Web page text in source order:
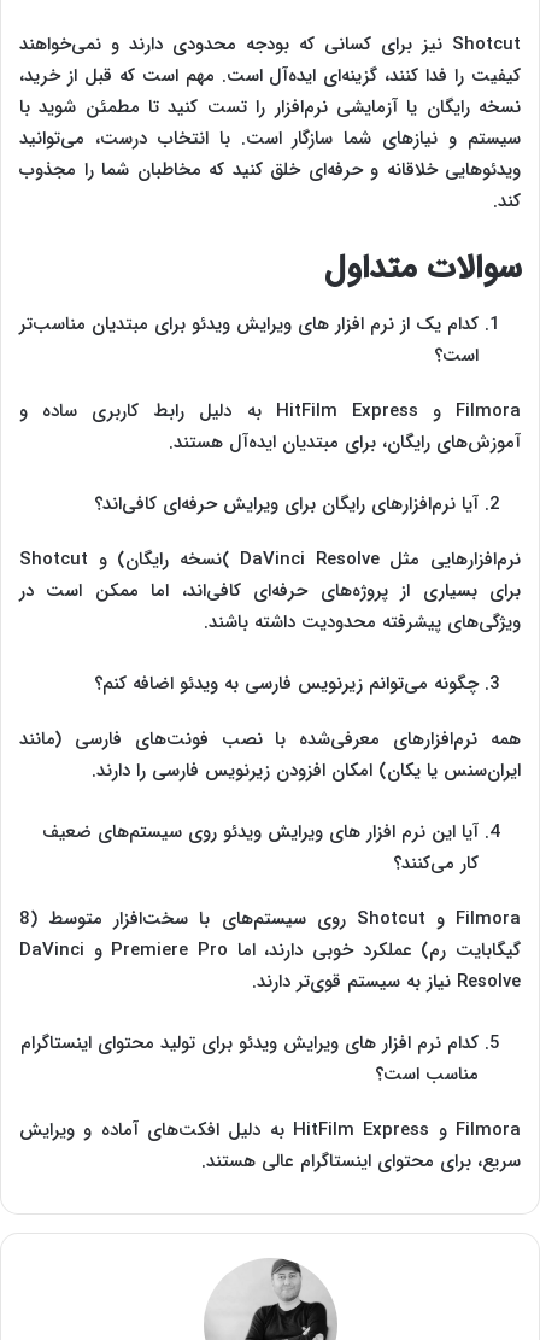
Shotcut نیز برای کسانی که بودجه محدودی دارند و نمی‌خواهند
کیفیت را فدا کنند، گزینه‌ای ایده‌آل است. مهم است که قبل از خرید،
نسخه رایگان یا آزمایشی نرم‌افزار را تست کنید تا مطمئن شوید با
سیستم و نیازهای شما سازگار است. با انتخاب درست، می‌توانید
ویدئوهایی خلاقانه و حرفه‌ای خلق کنید که مخاطبان شما را مجذوب
کند.
سوالات متداول
کدام یک از نرم‌ افزار های ویرایش ویدئو برای مبتدیان مناسب‌تر
است؟
Filmora و HitFilm Express به دلیل رابط کاربری ساده و
آموزش‌های رایگان، برای مبتدیان ایده‌آل هستند.
آیا نرم‌افزارهای رایگان برای ویرایش حرفه‌ای کافی‌اند؟
نرم‌افزارهایی مثل DaVinci Resolve )نسخه رایگان) و Shotcut
برای بسیاری از پروژه‌های حرفه‌ای کافی‌اند، اما ممکن است در
ویژگی‌های پیشرفته محدودیت داشته باشند.
چگونه می‌توانم زیرنویس فارسی به ویدئو اضافه کنم؟
همه نرم‌افزارهای معرفی‌شده با نصب فونت‌های فارسی (مانند
ایران‌سنس یا یکان) امکان افزودن زیرنویس فارسی را دارند.
آیا این نرم‌ افزار های ویرایش ویدئو روی سیستم‌های ضعیف
کار می‌کنند؟
Filmora و Shotcut روی سیستم‌های با سخت‌افزار متوسط (8
گیگابایت رم) عملکرد خوبی دارند، اما Premiere Pro و DaVinci
Resolve نیاز به سیستم قوی‌تر دارند.
کدام نرم‌ افزار های ویرایش ویدئو برای تولید محتوای اینستاگرام
مناسب است؟
Filmora و HitFilm Express به دلیل افکت‌های آماده و ویرایش
سریع، برای محتوای اینستاگرام عالی هستند.